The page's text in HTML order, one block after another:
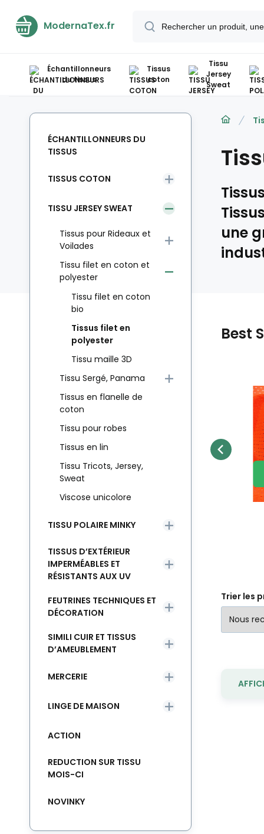
ModernaTex.fr
Échantillonneurs
du tissus
Tissus
coton
Tissu
Jersey
Sweat
une
Best
Tissu filet mesh gris
au mètre, maille fine
2 × 2 mm, 60 g/m²,
Code:SITDROBNE008
EAN:8595721013269
9.60 EUR
En stock 12.4
AU PANIER
Tissu filet mesh, 100%
polyester
Matériel:
Trier les
ÉCHANTILLONNEURS DU
TISSUS
TISSUS COTON
TISSU JERSEY SWEAT
Tissus pour Rideaux et
Voilades
Tissu filet en coton et
polyester
Tissu filet en coton
bio
Tissus filet en
polyester
Tissu maille 3D
Tissu Sergé, Panama
Tissus en flanelle de
coton
Tissu pour robes
Tissus en lin
Tissu Tricots, Jersey,
Sweat
Viscose unicolore
TISSU POLAIRE MINKY
TISSUS D’EXTÉRIEUR
IMPERMÉABLES ET
RÉSISTANTS AUX UV
FEUTRINES TECHNIQUES ET
DÉCORATION
SIMILI CUIR ET TISSUS
D’AMEUBLEMENT
MERCERIE
LINGE DE MAISON
ACTION
REDUCTION SUR TISSU
MOIS-CI
NOVINKY